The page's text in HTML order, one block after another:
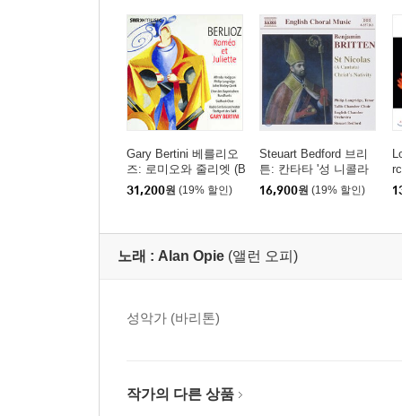
Gary Bertini 베를리오
즈: 로미오와 줄리엣 (B
erlioz: Romeo et Juliett
31,200원 (19% 할인)
Steuart Bedford 브리
튼: 칸타타 '성 니콜라
스', 그리스도의 탄생 (B
enjamin Britten: Cantat
Christ's Nativity)
16,900원 (19% 할인)
노래 : Alan Opie (앨런 오피)
성악가 (바리톤)
작가의 다른 상품